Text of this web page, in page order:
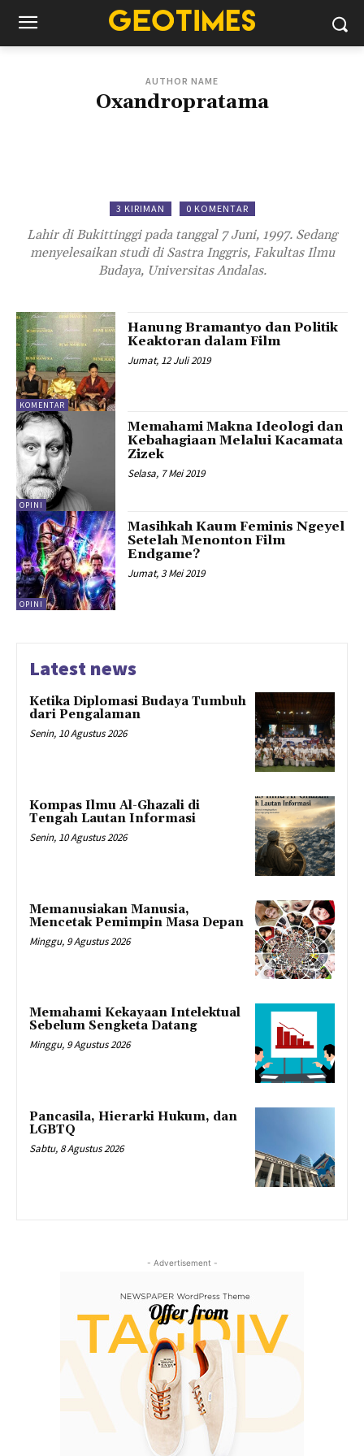
AUTHOR NAME
Oxandropratama
3 KIRIMAN 0 KOMENTAR
Lahir di Bukittinggi pada tanggal 7 Juni, 1997. Sedang
menyelesaikan studi di Sastra Inggris, Fakultas Ilmu
Budaya, Universitas Andalas.
KOMENTAR
Hanung Bramantyo dan Politik
Keaktoran dalam Film
Jumat, 12 Juli 2019
OPINI
Memahami Makna Ideologi dan
Kebahagiaan Melalui Kacamata
Zizek
Selasa, 7 Mei 2019
OPINI
Masihkah Kaum Feminis Ngeyel
Setelah Menonton Film
Endgame?
Jumat, 3 Mei 2019
Latest news
Ketika Diplomasi Budaya Tumbuh
dari Pengalaman
Senin, 10 Agustus 2026
Kompas Ilmu Al-Ghazali di
Tengah Lautan Informasi
Senin, 10 Agustus 2026
Memanusiakan Manusia,
Mencetak Pemimpin Masa Depan
Minggu, 9 Agustus 2026
Memahami Kekayaan Intelektual
Sebelum Sengketa Datang
Minggu, 9 Agustus 2026
Pancasila, Hierarki Hukum, dan
LGBTQ
Sabtu, 8 Agustus 2026
- Advertisement -